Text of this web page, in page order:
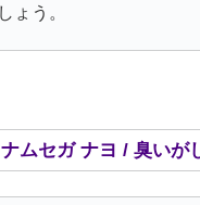
ょう。
ムセガ ナヨ / 臭いが